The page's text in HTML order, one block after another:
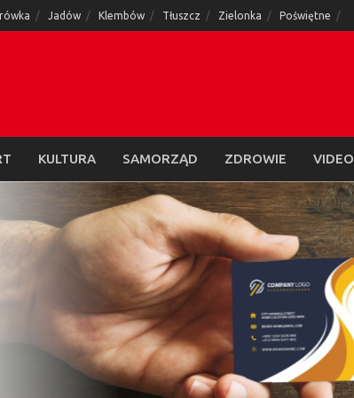
Jadów Klembów Tłuszcz Zielonka Poświętne
KULTURA SAMORZĄD ZDROWIE VIDEO